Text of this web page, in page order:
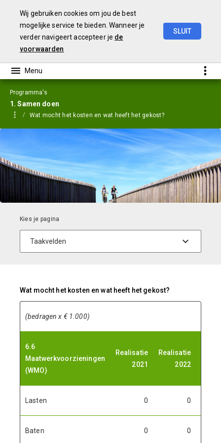
Wij gebruiken cookies om jou de best
mogelijke service te bieden. Wanneer je
verder navigeert accepteer je de
voorwaarden
SLUIT
Programma's
1. Samen doen
Wat mocht het kosten en wat heeft het gekost?
Wat mocht het kosten en wat heeft het gekost?
(bedragen x € 1.000)
6.6
Maatwerkvoorzieningen
(WMO)
Realisatie
2021
Realisatie
2022
Lasten 0 0
Baten 0 0